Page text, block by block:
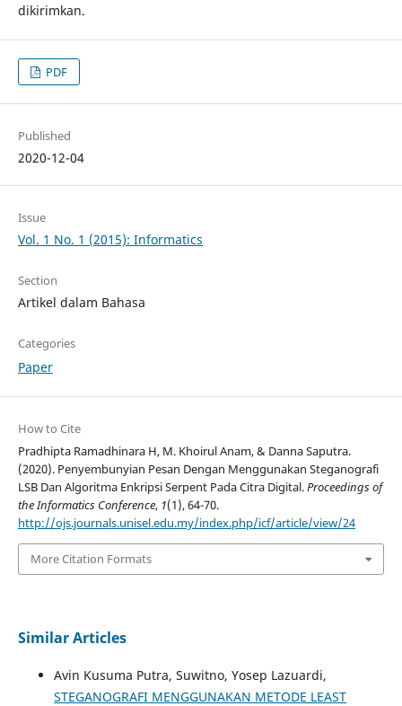
dikirimkan.
PDF
Published
2020-12-04
Issue
Vol. 1 No. 1 (2015): Informatics
Section
Artikel dalam Bahasa
Categories
Paper
How to Cite
Pradhipta Ramadhinara H, M. Khoirul Anam, & Danna Saputra.
(2020). Penyembunyian Pesan Dengan Menggunakan Steganografi
LSB Dan Algoritma Enkripsi Serpent Pada Citra Digital.Proceedings of
the Informatics Conference, 1(1), 64-70.
http://ojs.journals.unisel.edu.my/index.php/icf/article/view/24
More Citation Formats
Similar Articles
Avin Kusuma Putra, Suwitno, Yosep Lazuardi,
STEGANOGRAFI MENGGUNAKAN METODE LEAST